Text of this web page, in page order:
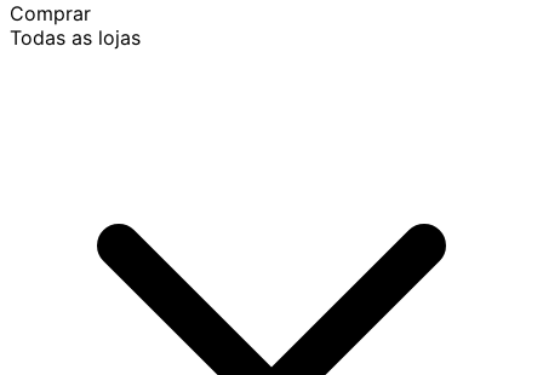
Comprar
Todas as lojas